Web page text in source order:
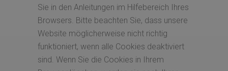
Sie in den Anleitungen im Hilfebereich Ihres
Browsers. Bitte beachten Sie, dass unsere
Website möglicherweise nicht richtig
funktioniert, wenn alle Cookies deaktiviert
sind. Wenn Sie die Cookies in Ihrem